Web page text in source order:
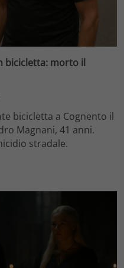
bicicletta: morto il
bicicletta a Cognento il
Magnani, 41 anni.
stradale.